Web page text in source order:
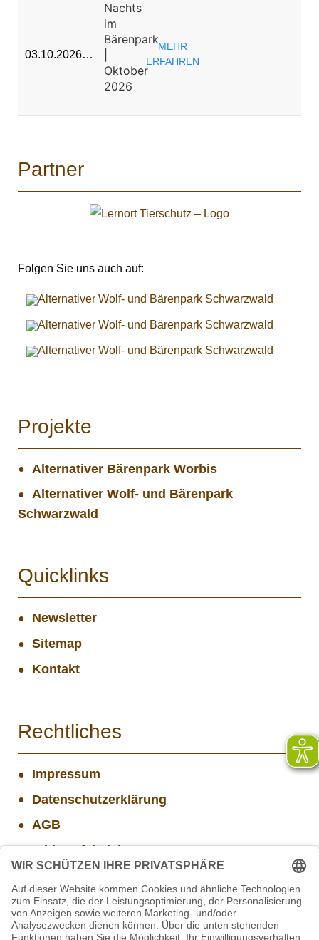
03.10.2026…
Nachts
im
Bärenpark
Oktober
2026
MEHR
ERFAHREN
Partner
Folgen Sie uns auch auf:
Projekte
Alternativer Bärenpark Worbis
Alternativer Wolf- und Bärenpark
Schwarzwald
Quicklinks
Newsletter
Sitemap
Kontakt
Rechtliches
Impressum
Datenschutzerklärung
AGB
Widerrufsbelehrung